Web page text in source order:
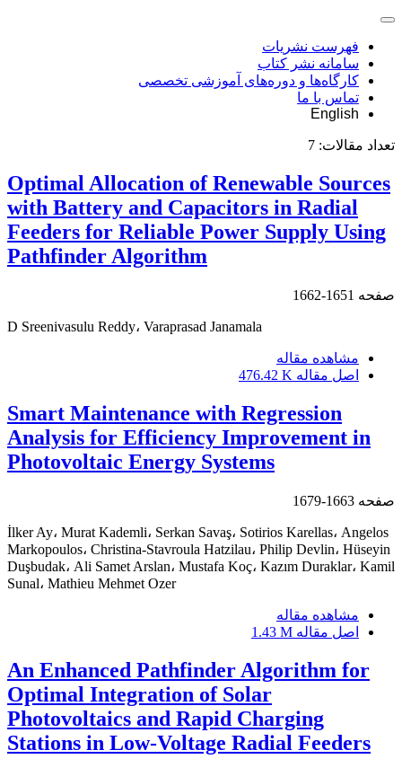
فهرست نشریات
سامانه نشر کتاب
کارگاه‌ها و دوره‌های آموزشی تخصصی
تماس با ما
English
تعداد مقالات: 7
Optimal Allocation of Renewable Sources
with Battery and Capacitors in Radial
Feeders for Reliable Power Supply Using
Pathfinder Algorithm
صفحه 1651-1662
D Sreenivasulu Reddy، Varaprasad Janamala
مشاهده مقاله
اصل مقاله 476.42 K
Smart Maintenance with Regression
Analysis for Efficiency Improvement in
Photovoltaic Energy Systems
صفحه 1663-1679
İlker Ay، Murat Kademli، Serkan Savaş، Sotirios Karellas، Angelos
Markopoulos، Christina-Stavroula Hatzilau، Philip Devlin، Hüseyin
Duşbudak، Ali Samet Arslan، Mustafa Koç، Kazım Duraklar، Kamil
Sunal، Mathieu Mehmet Ozer
مشاهده مقاله
اصل مقاله 1.43 M
An Enhanced Pathfinder Algorithm for
Optimal Integration of Solar
Photovoltaics and Rapid Charging
Stations in Low-Voltage Radial Feeders